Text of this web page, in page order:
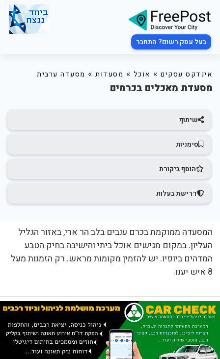
בעל עסק רשום? התחבר
אינדקס עסקים » אוכל » מסעדות » מסעדה ערבית
מסעדת מאכלים בכרמים
שיתוף
סימניות
הוסף ביקורת
דרישת בעלות
המסעדה ממוקמת בכרם ענבים בלב הר ארי, באזור הגליל
העליון. במקום מגישים אוכל ביתי והישיבה בחיק הטבע
המדהים ביופיו. יש להזמין מקומות מראש. רק הזמנות מעל
8 איש יענו.